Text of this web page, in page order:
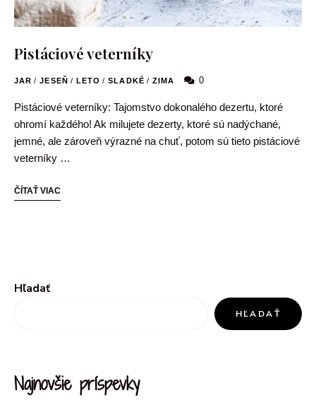
Pistáciové veterníky
JAR / JESEŇ / LETO / SLADKÉ / ZIMA 0
Pistáciové veterníky: Tajomstvo dokonalého dezertu, ktoré
ohromí každého! Ak milujete dezerty, ktoré sú nadýchané,
jemné, ale zároveň výrazné na chuť, potom sú tieto pistáciové
veterníky …
ČÍTAŤ VIAC
Hľadať
HĽADAŤ
Najnovšie príspevky